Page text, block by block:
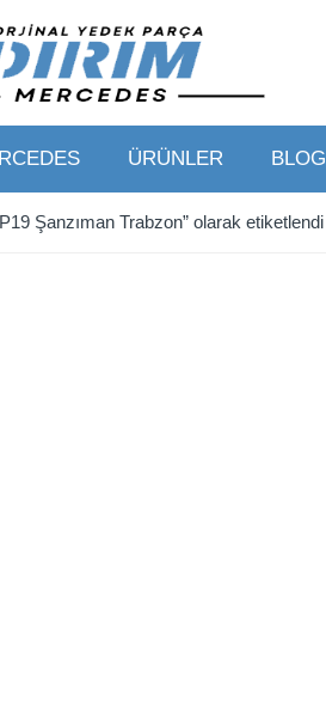
ÜRÜNLER BLOG
Şanzıman Trabzon” olarak etiketlendi